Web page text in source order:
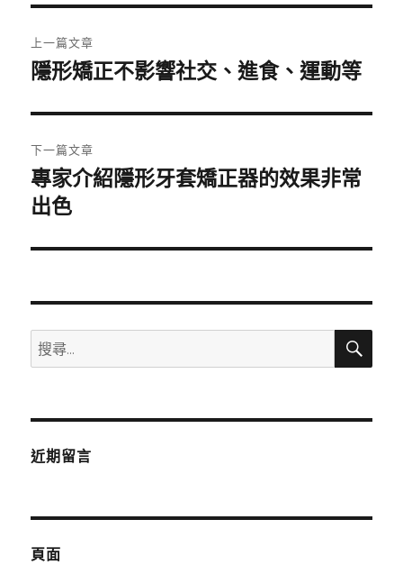
章
覽
上一篇文章
上
篇
文
章:
隱形矯正不影響社交、進食、運動等
下一篇文章
下
一
文
專家介紹隱形牙套矯正器的效果非常
出色
搜
尋
鍵
搜
近期留言
頁面